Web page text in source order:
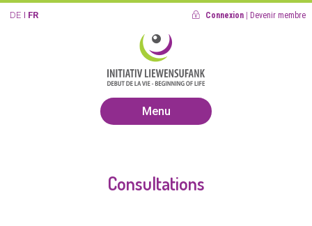
DE FR Connexion Devenir membre
Menu
Consultations